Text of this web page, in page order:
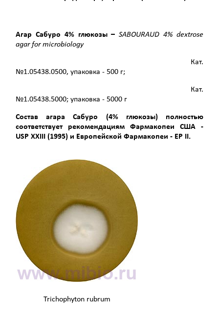
Агар Сабуро 4% глюкозы–SABOURAUD 4% dextrose
agar for microbiology
Кат.
№1.05438.0500, упаковка - 500 г;
Кат.
№1.05438.5000; упаковка - 5000 г
Состав агара Сабуро (4% глюкозы) полностью
соответствует рекомендациям Фармакопеи США -
USP XXIII (1995) и Европейской Фармакопеи - ЕР .
Trichophyton rubrum